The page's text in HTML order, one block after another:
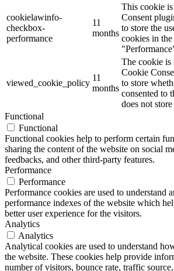
cookielawinfo-
checkbox-
performance
11
months
This cookie
Consent
to store the
cookies in
viewed_cookie_policy
11
months
The cookie is
Cookie
to store
consented to
does not
Functional
Functional
Functional cookies help to perform certain
sharing the content of the website on social
feedbacks, and other third-party features.
Performance
Performance
Performance cookies are used to understand
performance indexes of the website which
better user experience for the visitors.
Analytics
Analytics
Analytical cookies are used to understand
the website. These cookies help provide
number of visitors, bounce rate, traffic